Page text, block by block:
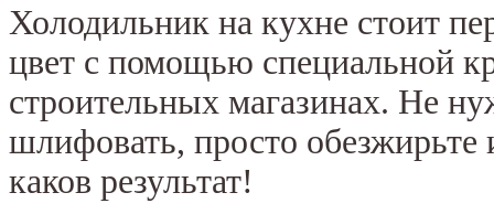
Холодильник на кухне стоит
цвет с помощью специальной
строительных магазинах. Не
шлифовать, просто обезжирьте
каков результат!